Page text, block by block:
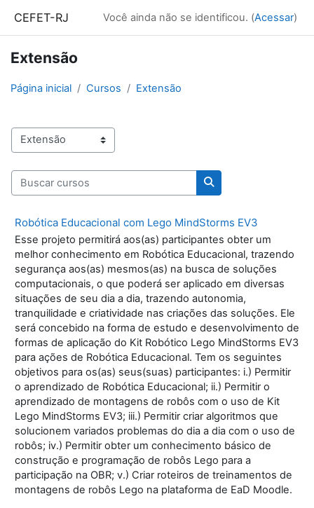
CEFET-RJ Você ainda não se identificou. (Acessar)
Extensão
Página inicial Cursos Extensão
Categorias de Cursos
Buscar cursos
Buscar cursos
Robótica Educacional com Lego MindStorms EV3
Esse projeto permitirá aos(as) participantes obter um
melhor conhecimento em Robótica Educacional, trazendo
segurança aos(as) mesmos(as) na busca de soluções
computacionais, o que poderá ser aplicado em diversas
situações de seu dia a dia, trazendo autonomia,
tranquilidade e criatividade nas criações das soluções. Ele
será concebido na forma de estudo e desenvolvimento de
formas de aplicação do Kit Robótico Lego MindStorms EV3
para ações de Robótica Educacional. Tem os seguintes
objetivos para os(as) seus(suas) participantes: i.) Permitir
o aprendizado de Robótica Educacional; ii.) Permitir o
aprendizado de montagens de robôs com o uso de Kit
Lego MindStorms EV3; iii.) Permitir criar algoritmos que
solucionem variados problemas do dia a dia com o uso de
robôs; iv.) Permitir obter um conhecimento básico de
construção e programação de robôs Lego para a
participação na OBR; v.) Criar roteiros de treinamentos de
montagens de robôs Lego na plataforma de EaD Moodle.